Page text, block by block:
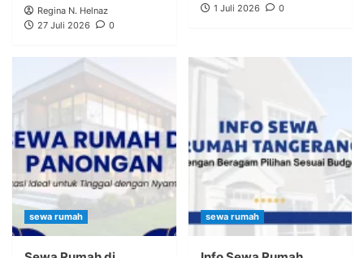
Regina N. Helnaz
27 Juli 2026
0
1 Juli 2026
0
sewa rumah sewa rumah